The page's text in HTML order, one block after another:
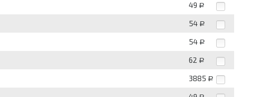
49 Р
54 Р
54 Р
62 Р
3885 Р